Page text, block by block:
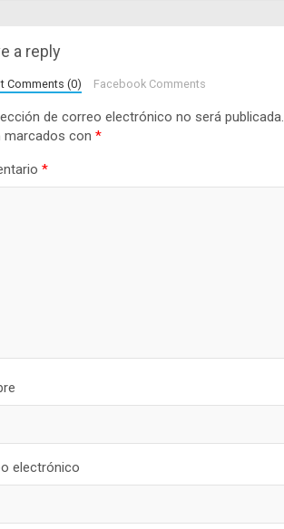
a reply
Comments (0) Facebook Comments
de correo electrónico no será publicada.
marcados con *
*
electrónico